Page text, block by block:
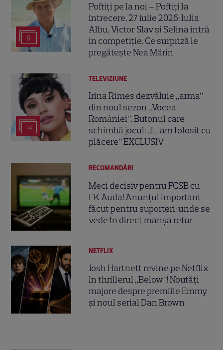
9
Poftiți pe la noi – Poftiți la
întrecere, 27 iulie 2026: Iulia
Albu, Victor Slav și Selina intră
în competiție. Ce surpriză le
pregătește Nea Mărin
14
TELEVIZIUNE
Irina Rimes dezvăluie „arma”
din noul sezon „Vocea
României”. Butonul care
schimbă jocul: „L-am folosit cu
plăcere” EXCLUSIV
RECOMANDĂRI
Meci decisiv pentru FCSB cu
FK Auda! Anunțul important
făcut pentru suporteri: unde se
vede în direct manșa retur
NETFLIX
Josh Hartnett revine pe Netflix
în thrillerul „Below”! Noutăți
majore despre premiile Emmy
și noul serial Dan Brown